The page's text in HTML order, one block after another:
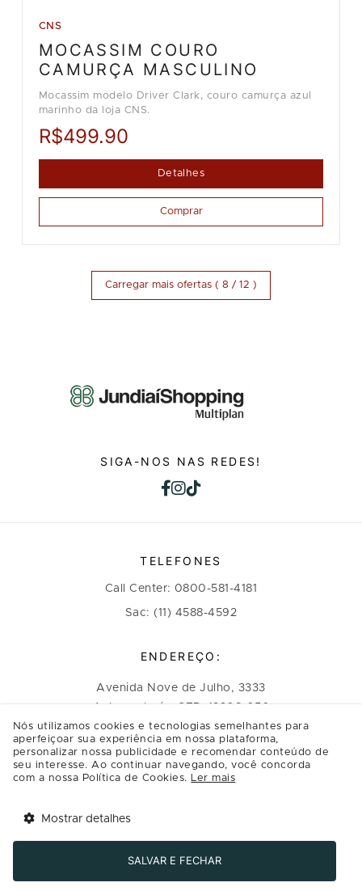
CNS
MOCASSIM COURO
CAMURÇA MASCULINO
Mocassim modelo Driver Clark, couro camurça azul
marinho da loja CNS.
R$499.90
Detalhes
Comprar
Carregar mais ofertas ( 8 / 12 )
SIGA-NOS NAS REDES!
TELEFONES
Call Center: 0800-581-4181
Sac: (11) 4588-4592
ENDEREÇO:
Avenida Nove de Julho, 3333
Anhangabaú - CEP: 13208-056
Jundiaí - SP
SAIBA COMO CHEGAR
Trabalhe Conosco
Enviar Mensagem
Nós utilizamos cookies e tecnologias semelhantes para
aperfeiçoar sua experiência em nossa plataforma,
personalizar nossa publicidade e recomendar conteúdo de
seu interesse. Ao continuar navegando, você concorda
com a nossa Política de Cookies. Ler mais
Mostrar detalhes
SALVAR E FECHAR
Baixe agora o app Multi
Abrir